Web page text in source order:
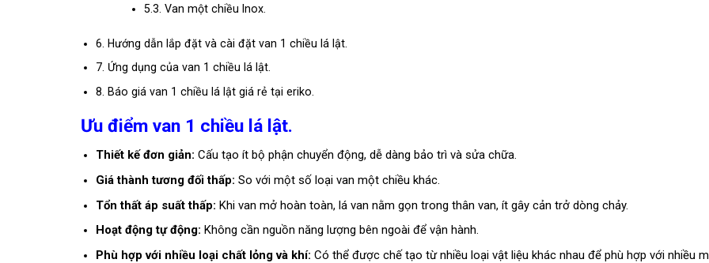
5.3. Van một chiều Inox.
6. Hướng dẫn lắp đặt và cài đặt van 1 chiều lá lật.
7. Ứng dụng của van 1 chiều lá lật.
8. Báo giá van 1 chiều lá lật giá rẻ tại eriko.
Ưu điểm van 1 chiều lá lật.
Thiết kế đơn giản: Cấu tạo ít bộ phận chuyển động, dễ dàng bảo trì và sửa chữa.
Giá thành tương đối thấp: So với một số loại van một chiều khác.
Tổn thất áp suất thấp: Khi van mở hoàn toàn, lá van nằm gọn trong thân van, ít gây cản trở dòng chảy.
Hoạt động tự động: Không cần nguồn năng lượng bên ngoài để vận hành.
Phù hợp với nhiều loại chất lỏng và khí: Có thể được chế tạo từ nhiều loại vật liệu khác nhau để phù hợp với nhiều